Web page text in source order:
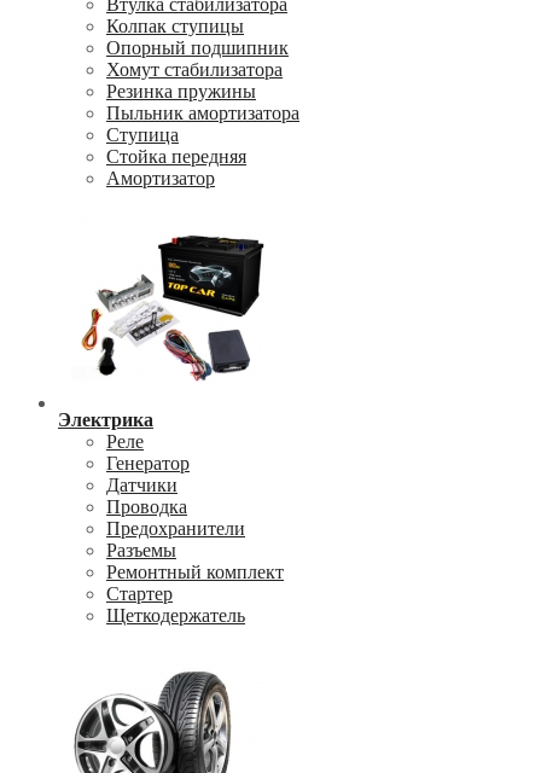
Колпак ступицы
Опорный подшипник
Хомут стабилизатора
Резинка пружины
Пыльник амортизатора
Ступица
Стойка передняя
Амортизатор
Электрика
Реле
Генератор
Датчики
Проводка
Предохранители
Разъемы
Ремонтный комплект
Стартер
Щеткодержатель